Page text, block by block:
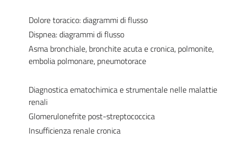
Dolore toracico: diagrammi di flusso
Dispnea: diagrammi di flusso
Asma bronchiale, bronchite acuta e cronica, polmonite,
embolia polmonare, pneumotorace
Diagnostica ematochimica e strumentale nelle malattie
renali
Glomerulonefrite post-streptococcica
Insufficienza renale cronica